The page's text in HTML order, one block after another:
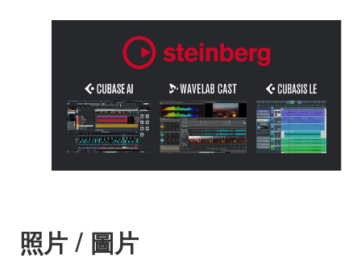
照片 / 圖片